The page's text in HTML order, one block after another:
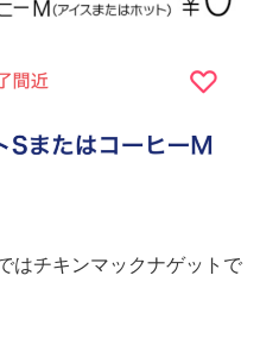
はチキンマックナゲットで